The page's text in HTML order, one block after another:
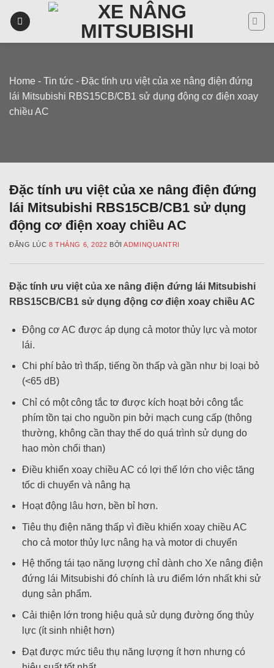
Home - Tin tức - Đặc tính ưu việt của xe nâng điện đứng
lái Mitsubishi RBS15CB/CB1 sử dụng động cơ điện xoay
chiều AC
Đặc tính ưu việt của xe nâng điện đứng
lái Mitsubishi RBS15CB/CB1 sử dụng
động cơ điện xoay chiều AC
ĐĂNG LÚC8 THÁNG 6, 2022 BỞIADMINQUANTRI
Đặc tính ưu việt của xe nâng điện đứng lái Mitsubishi
RBS15CB/CB1 sử dụng động cơ điện xoay chiều AC
Động cơ AC được áp dụng cả motor thủy lực và motor
lái.
Chi phí bảo trì thấp, tiếng ồn thấp và gần như bị loại bỏ
(<65 dB)
Chỉ có một công tắc tơ được kích hoạt bởi công tắc
phím tồn tại cho nguồn pin bởi mạch cung cấp (thông
thường, không cần thay thế do quá trình sử dụng do
hao mòn chổi than)
Điều khiển xoay chiều AC có lợi thế lớn cho việc tăng
tốc di chuyển và nâng hạ
Hoạt động lâu hơn, bền bỉ hơn.
Tiêu thụ điện năng thấp vì điều khiển xoay chiều AC
cho cả motor thủy lực nâng hạ và motor di chuyển
Hệ thống tái tạo năng lượng chỉ dành cho Xe nâng điện
đứng lái Mitsubishi đó chính là ưu điểm lớn nhất khi sử
dụng sản phẩm.
Cải thiện lớn trong hiệu quả sử dụng đường ống thủy
lực (ít sinh nhiệt hơn)
Đạt được mức tiêu thụ năng lượng ít hơn nhưng có